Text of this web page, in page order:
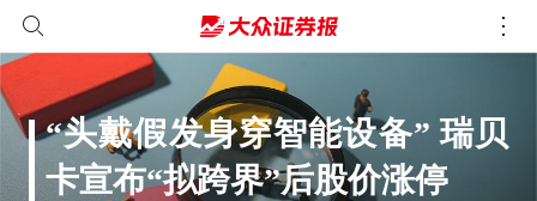
“头戴假发身穿智能设备” 瑞贝
卡宣布“拟跨界”后股价涨停